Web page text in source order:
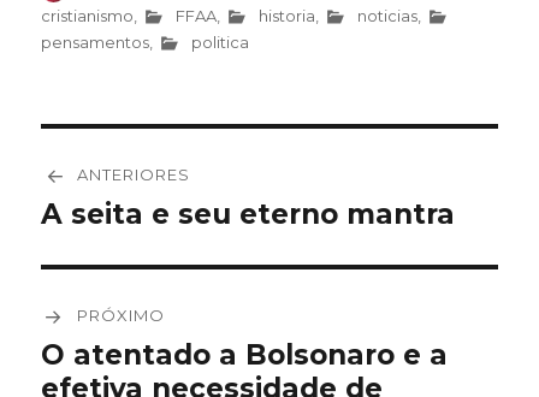
em
cristianismo
FFAA historia noticias
pensamentos
politica
de
ANTERIORES
Post
A seita e seu eterno mantra
PRÓXIMO
Próximo
post:
O atentado a Bolsonaro e a
efetiva necessidade de